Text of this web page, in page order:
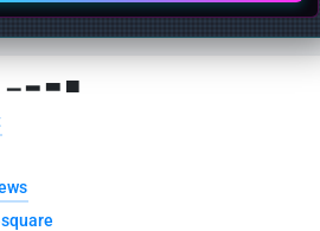
▁ ▂ ▃ ▄